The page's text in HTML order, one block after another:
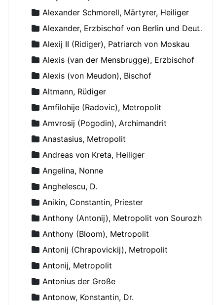
Alexander Schmorell, Märtyrer, Heiliger
Alexander, Erzbischof von Berlin und Deutschland
Alexij II (Ridiger), Patriarch von Moskau
Alexis (van der Mensbrugge), Erzbischof
Alexis (von Meudon), Bischof
Altmann, Rüdiger
Amfilohije (Radovic), Metropolit
Amvrosij (Pogodin), Archimandrit
Anastasius, Metropolit
Andreas von Kreta, Heiliger
Angelina, Nonne
Anghelescu, D.
Anikin, Constantin, Priester
Anthony (Antonij), Metropolit von Sourozh
Anthony (Bloom), Metropolit
Antonij (Chrapovickij), Metropolit
Antonij, Metropolit
Antonius der Große
Antonow, Konstantin, Dr.